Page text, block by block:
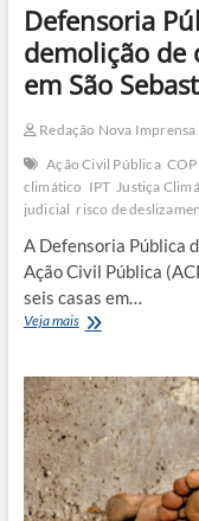
Defensoria
demolição de
em São
Redação Nova Imprensa
Ação Civil Pública
climático IPT Justiça
judicial risco de
A Defensoria Pública
Ação Civil Pública
seis casas em…
Veja maisDefensoria
demolição
de
casas
em
área
de
risco